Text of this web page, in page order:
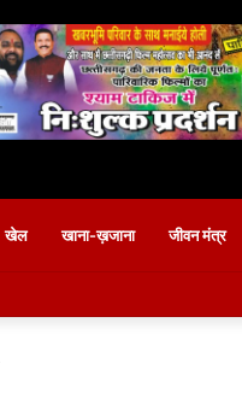
खेल खाना-ख़जाना जीवन मंत्र